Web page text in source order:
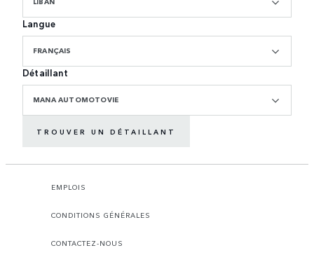
Langue
FRANÇAIS
Détaillant
MANA AUTOMOTOVIE
TROUVER UN DÉTAILLANT
EMPLOIS
CONDITIONS GÉNÉRALES
CONTACTEZ-NOUS